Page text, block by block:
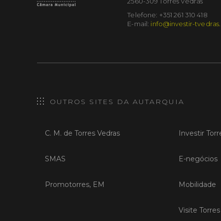
Telefone: +351 261 310 418
E-mail: info@investir-
OUTROS SITES DA AUTARQUIA
C. M. de Torres Vedras
SMAS
Promotorres, EM
Investir
E-negócios
Mobilidade
Visite